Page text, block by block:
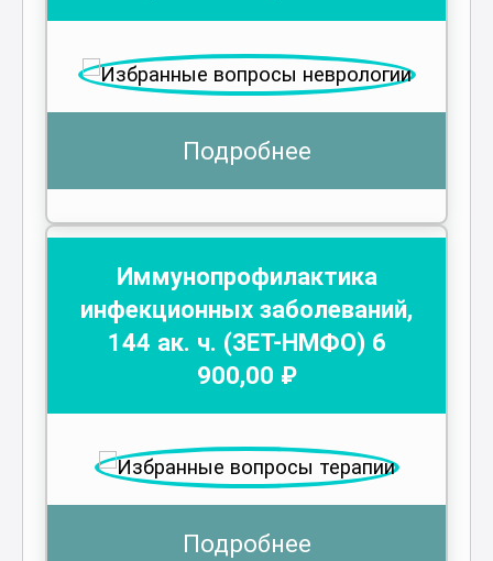
Подробнее
Иммунопрофилактика
инфекционных заболеваний,
144 ак. ч. (ЗЕТ-НМФО) 6
900,00 ₽
Подробнее